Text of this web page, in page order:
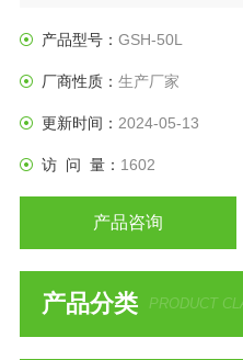
产品型号： GSH-50L
厂商性质： 生产厂家
更新时间： 2024-05-13
访 问 量： 1602
产品咨询
产品分类 PRODUCT